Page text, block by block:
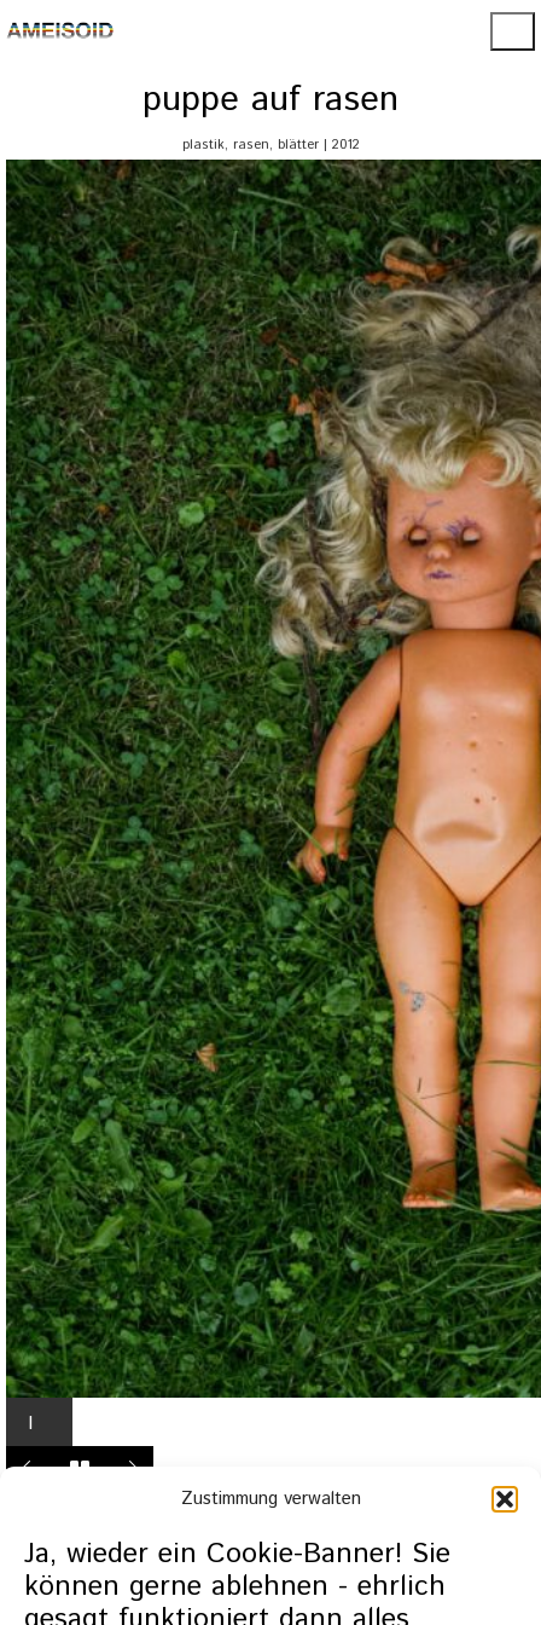
Zustimmung verwalten
Ja, wieder ein Cookie-Banner! Sie
können gerne ablehnen - ehrlich
puppe auf rasen
plastik, rasen, blätter | 2012
I
n
g
h
t